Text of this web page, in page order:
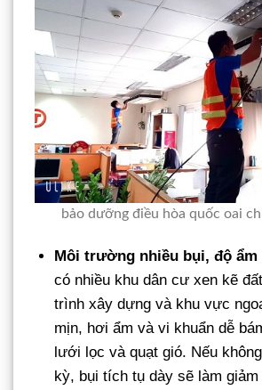
bảo dưỡng điều hòa quốc oai
Môi trường nhiều bụi, độ ẩm
có nhiều khu dân cư xen kẽ
trình xây dựng và khu vực
mịn, hơi ẩm và vi khuẩn dễ
lưới lọc và quạt gió. Nếu
kỳ, bụi tích tụ dày sẽ làm giảm